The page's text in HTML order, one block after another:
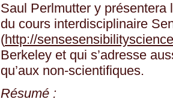
Saul Perlmutter y
du cours interdisciplinaire
(http://
Berkeley et qui s’adresse
qu’aux non-scientifiques.
Résumé :